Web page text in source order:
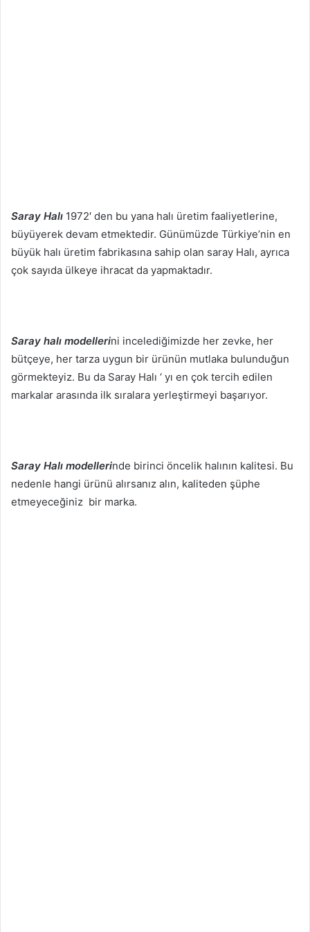
Saray Halı 1972′ den bu yana halı üretim faaliyetlerine,
büyüyerek devam etmektedir. Günümüzde Türkiye’nin en
büyük halı üretim fabrikasına sahip olan saray Halı, ayrıca
çok sayıda ülkeye ihracat da yapmaktadır.
Saray halı modellerini incelediğimizde her zevke, her
bütçeye, her tarza uygun bir ürünün mutlaka bulunduğun
görmekteyiz. Bu da Saray Halı ‘ yı en çok tercih edilen
markalar arasında ilk sıralara yerleştirmeyi başarıyor.
Saray Halı modellerinde birinci öncelik halının kalitesi. Bu
nedenle hangi ürünü alırsanız alın, kaliteden şüphe
etmeyeceğiniz bir marka.